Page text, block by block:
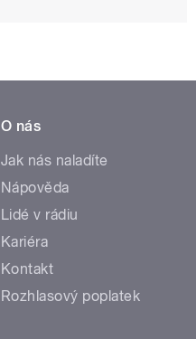
O nás
Jak nás naladíte
Nápověda
Lidé v rádiu
Kariéra
Kontakt
Rozhlasový poplatek